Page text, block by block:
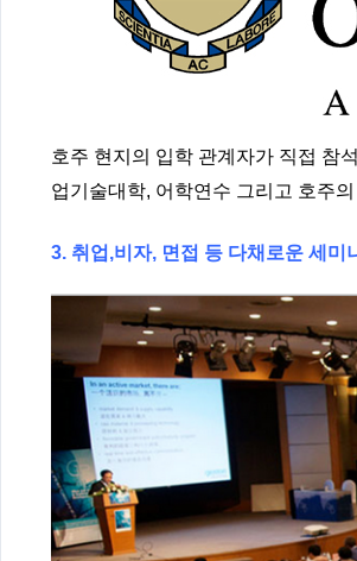
호주 현지의 입학 관계자가 직접 참
업기술대학, 어학연수 그리고 호주
3. 취업,비자, 면접 등 다채로운 세미